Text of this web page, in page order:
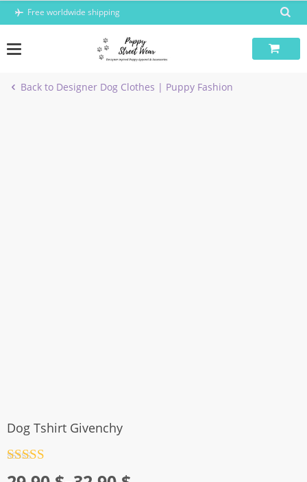
Skip
Free worldwide shipping
Back to Designer Dog Clothes | Puppy Fashion
Dog Tshirt Givenchy